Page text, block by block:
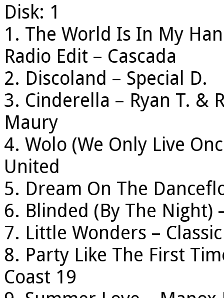
Disk: 1
1. The World Is In My
Radio Edit – Cascada
2. Discoland – Special D.
3. Cinderella – Ryan T. &
Maury
4. Wolo (We Only Live
United
5. Dream On The
6. Blinded (By The Night)
7. Little Wonders –
8. Party Like The First
Coast 19